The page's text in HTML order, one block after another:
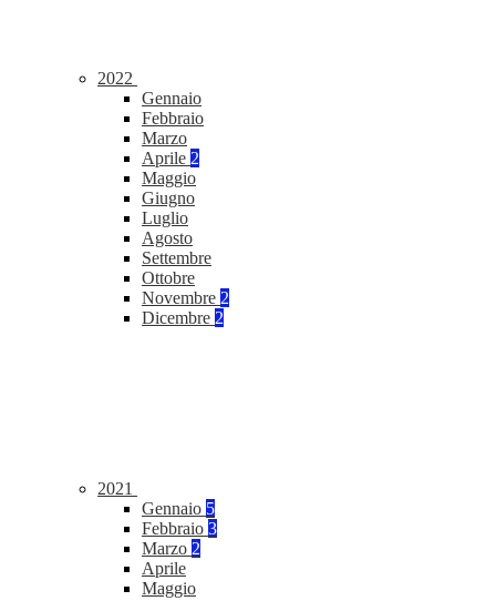
2022
Gennaio
Febbraio
Marzo
Aprile 2
Maggio
Giugno
Luglio
Agosto
Settembre
Ottobre
Novembre 2
Dicembre 2
2021
Gennaio 5
Febbraio 3
Marzo 2
Aprile
Maggio